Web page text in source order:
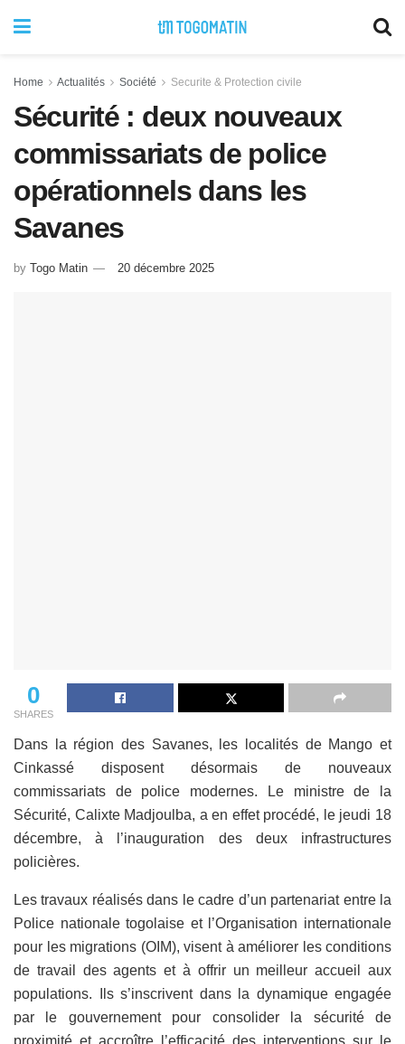
Home Actualités Société Securite & Protection civile
Sécurité : deux nouveaux
commissariats de police
opérationnels dans les
Savanes
by Togo Matin 20 décembre 2025
0
SHARES
Dans la région des Savanes, les localités de Mango et
Cinkassé disposent désormais de nouveaux
commissariats de police modernes. Le ministre de la
Sécurité, Calixte Madjoulba, a en effet procédé, le jeudi 18
décembre, à l’inauguration des deux infrastructures
policières.
Les travaux réalisés dans le cadre d’un partenariat entre la
Police nationale togolaise et l’Organisation internationale
pour les migrations (OIM), visent à améliorer les conditions
de travail des agents et à offrir un meilleur accueil aux
populations. Ils s’inscrivent dans la dynamique engagée
par le gouvernement pour consolider la sécurité de
proximité et accroître l’efficacité des interventions sur le